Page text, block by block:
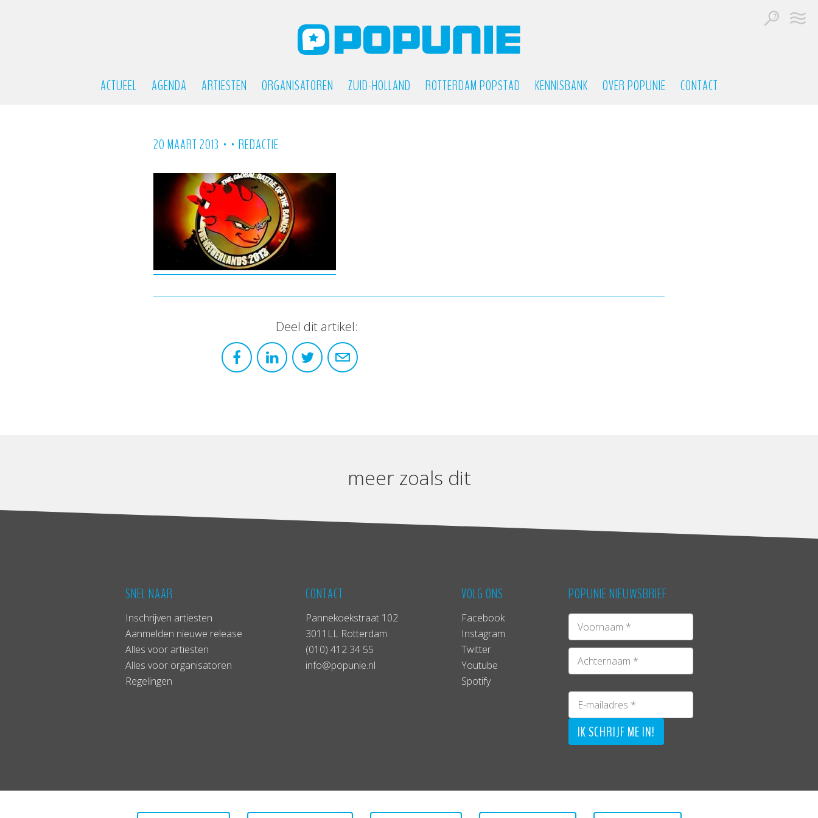
ACTUEEL AGENDA ARTIESTEN ORGANISATOREN ZUID-HOLLAND ROTTERDAM POPSTAD KENNISBANK OVER POPUNIE CONTACT
20 MAART 2013 • • REDACTIE
Deel dit artikel:
meer zoals dit
SNEL NAAR
Inschrijven artiesten
Aanmelden nieuwe release
Alles voor artiesten
Alles voor organisatoren
Regelingen
CONTACT
Pannekoekstraat 102
3011LL Rotterdam
(010) 412 34 55
info@popunie.nl
VOLG ONS
Facebook
Instagram
Twitter
Youtube
Spotify
POPUNIE NIEUWSBRIEF